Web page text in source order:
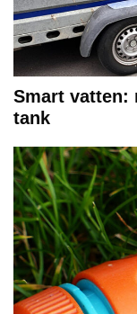
Smart vatten:
tank